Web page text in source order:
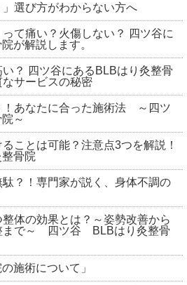
」選び方がわからない方へ
て痛い？火傷しない？ 四ツ谷に
が解説します。
？ 四ツ谷にあるBLBはり灸整骨
サービスの秘密
！あなたに合った施術法 ～四ツ
～
ことは可能？注意点3つを解説！
骨院
？！専門家が説く、身体不調の
体の効果とは？～姿勢改善から
まで～ 四ツ谷 BLBはり灸整骨
施術について」